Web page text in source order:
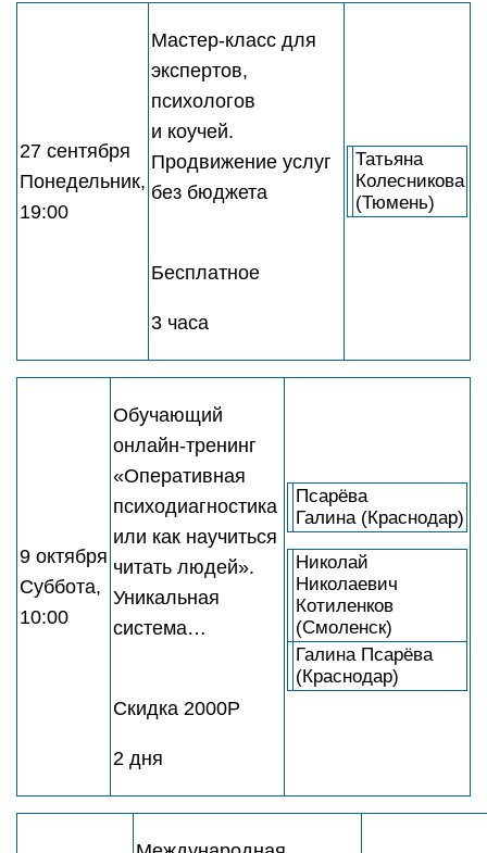
27 сентября
Понедельник,
19:00
Мастер-класс для
экспертов,
психологов
и коучей.
Продвижение услуг
без бюджета
Бесплатное
3 часа
Татьяна
Колесникова
(Тюмень)
9 октября
Суббота,
10:00
Обучающий
онлайн-тренинг
«Оперативная
психодиагностика
или как научиться
читать людей».
Уникальная
система…
Скидка 2000Р
2 дня
Псарёва
Галина (Краснодар)
Николай
Николаевич
Котиленков
(Смоленск)
Галина Псарёва
(Краснодар)